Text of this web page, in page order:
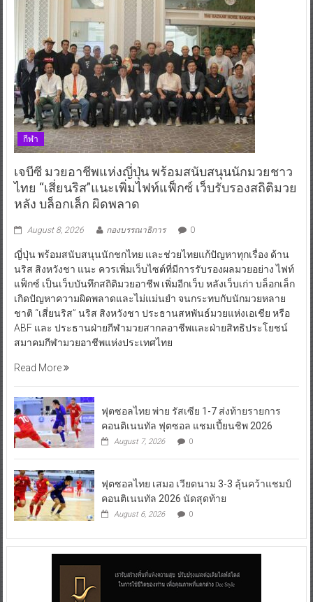
กีฬา
เจบีซี มวยอาชีพแห่งญี่ปุ่น พร้อมสนับสนุนนักมวยชาว
ไทย “เสี่ยนริส”แนะเพิ่มไฟท์แฟ็กซ์ เว็บรับรองสถิติมวย
หลัง บล็อกเล็ก ผิดพลาด
August 8, 2026 กองบรรณาธิการ 0
ญี่ปุ่น พร้อมสนับสนุนนักชกไทย และช่วยไทยแก้ปัญหาทุกเรื่อง ด้าน
นริส สิงหวังชา แนะ ควรเพิ่มเว็บไซต์ที่มีการรับรองผลมวยอย่าง ไฟท์
แฟ็กซ์ เป็นเว็บบันทึกสถิติมวยอาชีพ เพิ่มอีกเว็บ หลังเว็บเก่า บล็อกเล็ก
เกิดปัญหาความผิดพลาดและไม่แม่นยำ จนกระทบกับนักมวยหลาย
ชาติ “เสี่ยนริส” นริส สิงหวังชา ประธานสหพันธ์มวยแห่งเอเชีย หรือ
ABF และ ประธานฝ่ายกีฬามวยสากลอาชีพและฝ่ายสิทธิประโยชน์
สมาคมกีฬามวยอาชีพแห่งประเทศไทย
Read More
ฟุตซอลไทย พ่าย รัสเซีย 1-7 ส่งท้ายรายการ
คอนติเนนทัล ฟุตซอล แชมเปี้ยนชิพ 2026
August 7, 2026 0
ฟุตซอลไทย เสมอ เวียดนาม 3-3 ลุ้นคว้าแชมป์
คอนติเนนทัล 2026 นัดสุดท้าย
August 6, 2026 0